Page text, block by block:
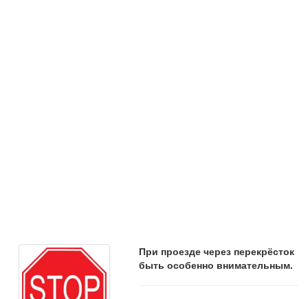
При проезде через перекрёсток
быть особенно внимательным.